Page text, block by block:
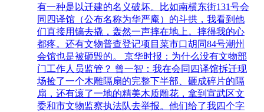
有一种是以迁建的名义破坏。比如南横东街131号会
同四译馆（公布名称为华严庵）的斗拱，我看到他
们直接用镐去撬，轰然一声摔在地上。摔得我的心
都疼。还有文物普查登记项目菜市口胡同84号潮州
会馆也是被砸毁的。 京华时报：为什么没有文物部
门工作人员监管？ 曾一智：我在会同四译馆拆迁现
场捡了一个木雕隔扇的完整下半部、砸成碎片的隔
扇，还有滚了一地的精美木质雕花，拿到宣武区文
委和市文物监察执法队去举报。他们给了我四个字